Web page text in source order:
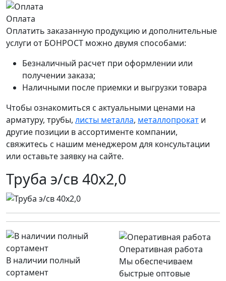
Оплата
Оплатить заказанную продукцию и дополнительные
услуги от БОНРОСТ можно двумя способами:
Безналичный расчет при оформлении или
получении заказа;
Наличными после приемки и выгрузки товара
Чтобы ознакомиться с актуальными ценами на
арматуру, трубы, листы металла, металлопрокат и
другие позиции в ассортименте компании,
свяжитесь с нашим менеджером для консультации
или оставьте заявку на сайте.
Труба э/св 40х2,0
В наличии полный
сортамент
Оперативная работа
Мы обеспечиваем
быстрые оптовые